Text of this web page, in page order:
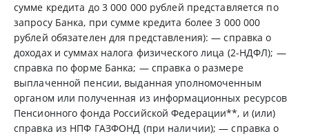
сумме кредита до 3 000 000 рублей представляется по
запросу Банка, при сумме кредита более 3 000 000
рублей обязателен для представления): — справка о
доходах и суммах налога физического лица (2-НДФЛ); —
справка по форме Банка; — справка о размере
выплаченной пенсии, выданная уполномоченным
органом или полученная из информационных ресурсов
Пенсионного фонда Российской Федерации**, и (или)
справка из НПФ ГАЗФОНД (при наличии); — справка о